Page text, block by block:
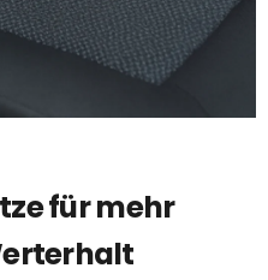
für mehr